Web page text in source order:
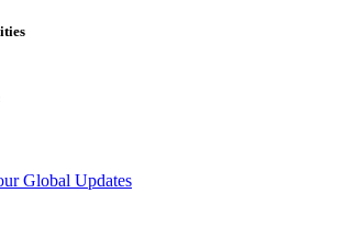
Global Updates